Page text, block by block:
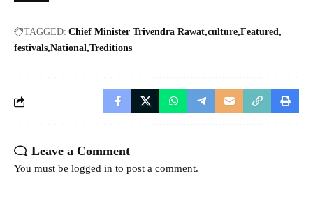
TAGGED: Chief Minister Trivendra Rawat culture Featured
festivals National Treditions
Leave a Comment
You must be logged in to post a comment.